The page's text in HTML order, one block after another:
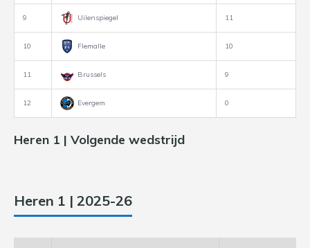
9 Uilenspiegel 11
10 Flemalle 10
11 Brussels 9
12 Evergem 0
Heren 1 | Volgende wedstrijd
Heren 1 | 2025-26